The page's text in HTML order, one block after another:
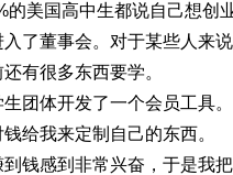
的美国高中生都说自己想创
了董事会。对于某些人来
有很多东西要学。
团体开发了一个会员工具
给我来定制自己的东西。
钱感到非常兴奋，于是我